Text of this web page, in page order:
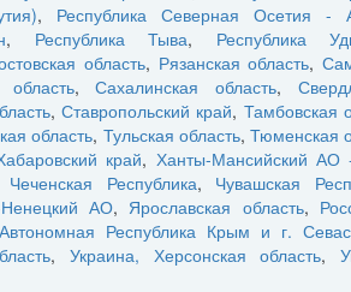
, Республика Северная Осетия -
, Республика Тыва, Республика
область, Рязанская область,
область,Сахалинская область,
,Ставропольский край, Тамбовская
область, Тульская область, Тюменская
край, Ханты-Мансийский
Чеченская Республика, Чувашская
АО, Ярославская область,
Республика Крым и г.
,Украина, Херсонская область,